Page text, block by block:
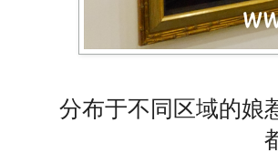
分布于不同区域的娘